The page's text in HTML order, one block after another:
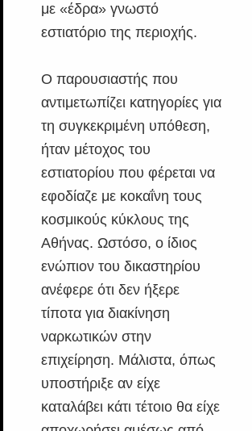
με «έδρα» γνωστό
εστιατόριο της περιοχής.
Ο παρουσιαστής που
αντιμετωπίζει κατηγορίες για
τη συγκεκριμένη υπόθεση,
ήταν μέτοχος του
εστιατορίου που φέρεται να
εφοδίαζε με κοκαΐνη τους
κοσμικούς κύκλους της
Αθήνας. Ωστόσο, ο ίδιος
ενώπιον του δικαστηρίου
ανέφερε ότι δεν ήξερε
τίποτα για διακίνηση
ναρκωτικών στην
επιχείρηση. Μάλιστα, όπως
υποστήριξε αν είχε
καταλάβει κάτι τέτοιο θα είχε